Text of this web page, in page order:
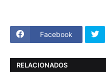
Facebook
RELACIONADOS